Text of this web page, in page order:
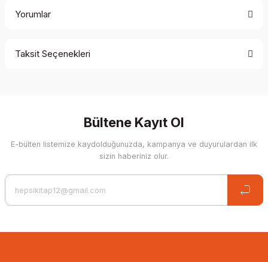
Yorumlar
Taksit Seçenekleri
Bültene Kayıt Ol
E-bülten listemize kaydolduğunuzda, kampanya ve duyurulardan ilk
sizin haberiniz olur.